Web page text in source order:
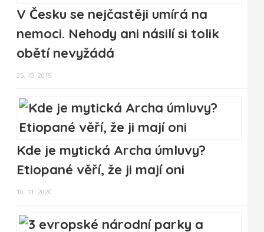
V Česku se nejčastěji umírá na
nemoci. Nehody ani násilí si tolik
obětí nevyžádá
25. 10. 2019
Kde je mytická Archa úmluvy?
Etiopané věří, že ji mají oni
10. 11. 2020